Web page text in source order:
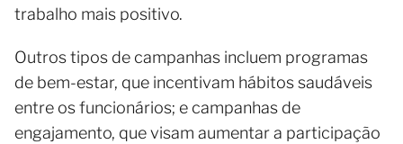
trabalho mais positivo.
Outros tipos de campanhas incluem programas
de bem-estar, que incentivam hábitos saudáveis
entre os funcionários; e campanhas de
engajamento, que visam aumentar a participação